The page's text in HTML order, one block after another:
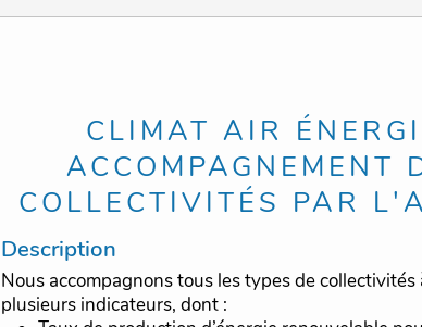
CLIMAT AIR
ACCOMPAGNEMENT
COLLECTIVITÉS PAR
Description
Nous accompagnons tous les types de collectivités
plusieurs indicateurs, dont :